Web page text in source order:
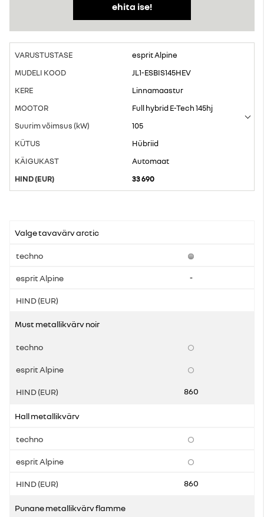
ehita ise!
esprit Alpine
JL1-ESBIS145HEV
Linnamaastur
Full hybrid E-Tech 145hj
105
Hübriid
Automaat
33 690
Valge tavavärv arctic
-
Must metallikvärv noir
860
Hall metallikvärv
860
Punane metallikvärv flamme